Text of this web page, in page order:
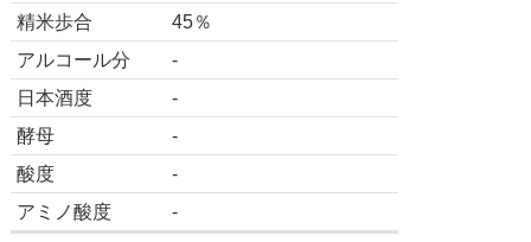
精米歩合
45％
アルコール分
-
日本酒度
-
酵母
-
酸度
-
アミノ酸度
-